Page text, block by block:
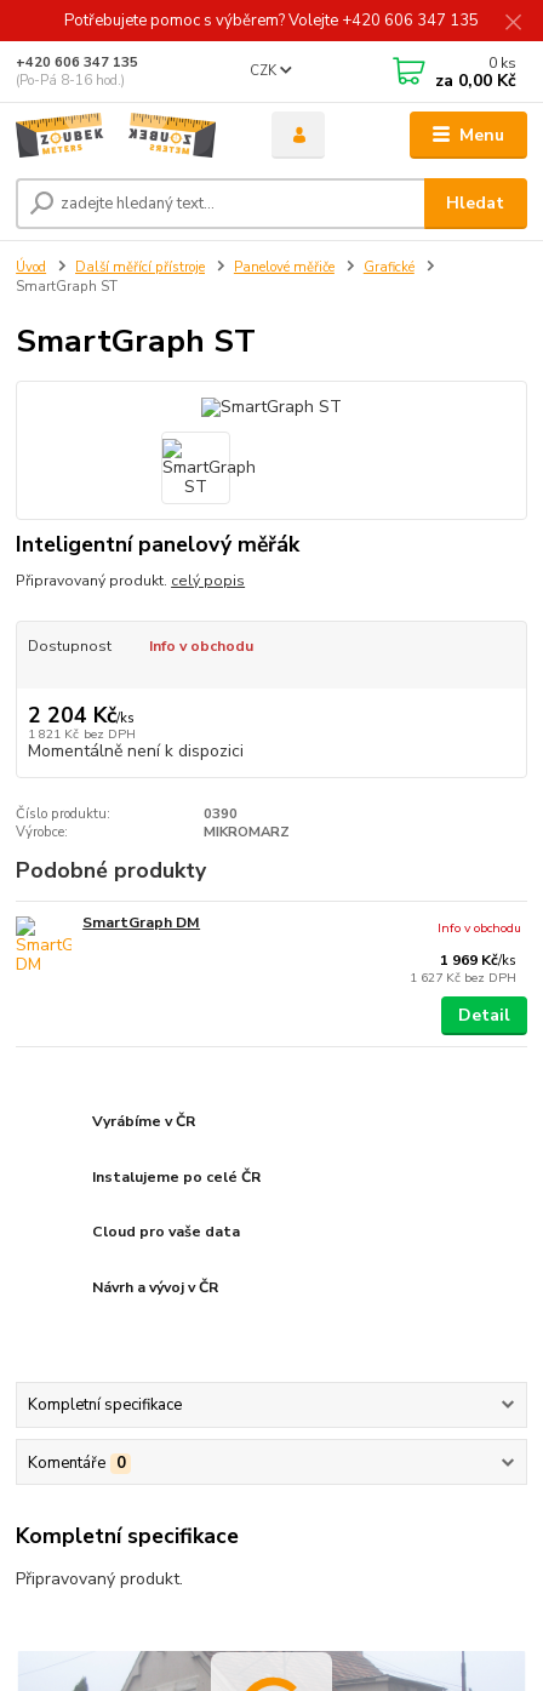
Potřebujete pomoc s výběrem? Volejte +420 606 347 135
Menu
CZK
Hledat
+420 606 347 135
(Po-Pá 8-16 hod.)
0 ks
za 0,00 Kč
Úvod Další měřící přístroje Panelové měřiče
Grafické
SmartGraph ST
SmartGraph ST
Inteligentní panelový měřák
Připravovaný produkt. celý popis
Dostupnost Info v obchodu
2 204 Kč/ks
1 821 Kč bez DPH
Momentálně není k dispozici
Číslo produktu:
0390
Výrobce:
MIKROMARZ
Podobné produkty
SmartGraph DM
1 969 Kč/ks
1 627 Kč bez DPH
Info v obchodu
Detail
Vyrábíme v ČR
Instalujeme po celé ČR
Cloud pro vaše data
Návrh a vývoj v ČR
Kompletní specifikace
Komentáře 0
Kompletní specifikace
Připravovaný produkt.